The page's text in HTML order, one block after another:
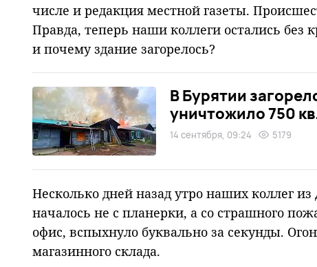
числе и редакция местной газеты.
Правда, теперь наши коллеги остались без
и почему здание загорелось?
В Бурятии
уничтожило 750
14 сентября, 09:24 5179
Несколько дней назад утро наших коллег
началось не с планерки, а со страшного
офис, вспыхнуло буквально за секунды.
магазинного склада.